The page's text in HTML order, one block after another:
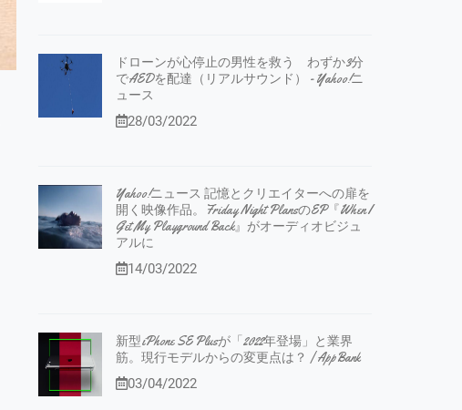
ドローンが心停止の男性を救う わずか3分
でAEDを配達（リアルサウンド） - Yahoo!ニ
ュース
28/03/2022
Yahoo!ニュース 記憶とクリエイターへの扉を
開く映像作品。Friday Night PlansのEP『When I
Get My Playground Back』がオーディオビジュ
アルに
14/03/2022
新型iPhone SE Plusが「2022年登場」と業界
筋。現行モデルからの変更点は？ | AppBank
03/04/2022